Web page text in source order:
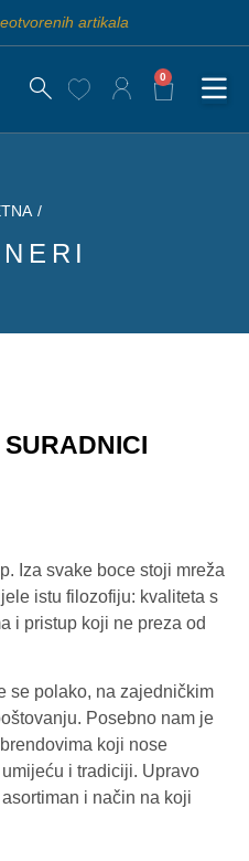
artikala
0
/
Iza svake boce stoji mreža
istu filozofiju: kvaliteta s
i pristup koji ne preza od
se polako, na zajedničkim
Posebno nam je
koji nose
i tradiciji. Upravo
i način na koji